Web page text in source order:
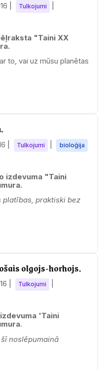
Tulkojumi
"Taini XX
to, vai uz mūsu planētas
Tulkojumi
bioloģija
izdevuma "Taini
platības, praktiski bez
olgojs-horhojs.
Tulkojumi
'Taini
.
noslēpumainā